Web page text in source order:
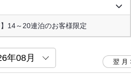
ス
～13連泊のお客様限定
14～20連泊のお客様限定